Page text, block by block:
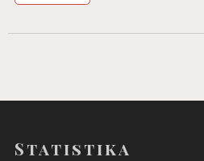
Statistika